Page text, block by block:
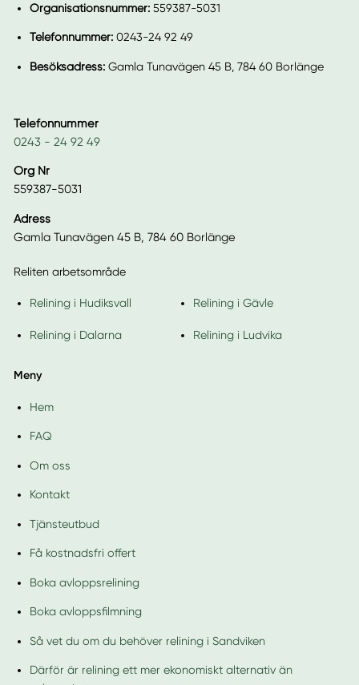
Organisationsnummer: 559387-5031
Telefonnummer: 0243-24 92 49
Besöksadress: Gamla Tunavägen 45 B, 784 60 Borlänge
Telefonnummer
0243 - 24 92 49
Org Nr
559387-5031
Adress
Gamla Tunavägen 45 B, 784 60 Borlänge
Reliten arbetsområde
Relining i Hudiksvall Relining i Gävle
Relining i Dalarna Relining i Ludvika
Meny
Hem
FAQ
Om oss
Kontakt
Tjänsteutbud
Få kostnadsfri offert
Boka avloppsrelining
Boka avloppsfilmning
Så vet du om du behöver relining i Sandviken
Därför är relining ett mer ekonomiskt alternativ än